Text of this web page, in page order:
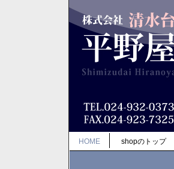
HOME shopのトップ